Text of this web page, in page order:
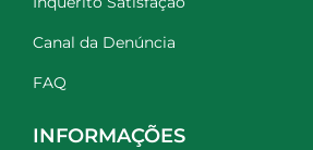
Canal da Denúncia
FAQ
INFORMAÇÕES